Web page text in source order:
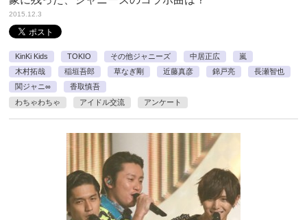
2015.12.3
KinKi Kids TOKIO その他ジャニーズ 中居正広
嵐
木村拓哉
稲垣吾郎 草なぎ剛 近藤真彦 錦戸亮
長瀬智也
関ジャニ∞
香取慎吾
わちゃわちゃ
アイドル交流 アンケート